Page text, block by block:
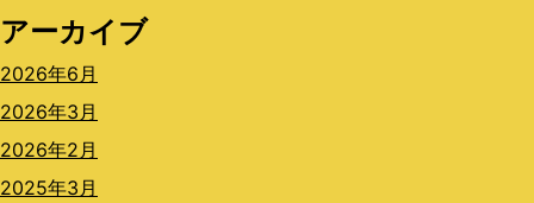
アーカイブ
2026年6月
2026年3月
2026年2月
2025年3月